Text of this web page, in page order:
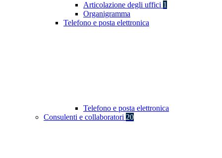
Articolazione degli uffici 1
Organigramma
Telefono e posta elettronica
Telefono e posta elettronica
Consulenti e collaboratori 20